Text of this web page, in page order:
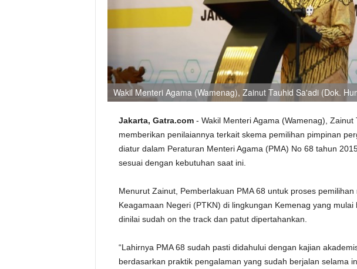
Wakil Menteri Agama (Wamenag), Zainut Tauhid Sa'adi (Dok.
Jakarta, Gatra.com- Wakil Menteri Agama (Wamenag), Zainut
memberikan penilaiannya terkait skema pemilihan pimpinan
diatur dalam Peraturan Menteri Agama (PMA) No 68 tahun
sesuai dengan kebutuhan saat ini.
Menurut Zainut, Pemberlakuan PMA 68 untuk proses
Keagamaan Negeri (PTKN) di lingkungan Kemenag yang
dinilai sudah on the track dan patut dipertahankan.
“Lahirnya PMA 68 sudah pasti didahului dengan kajian
berdasarkan praktik pengalaman yang sudah berjalan selama